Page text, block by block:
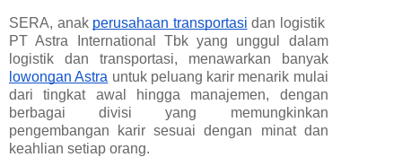
SERA, anak perusahaan transportasi dan logistik
PT Astra International Tbk yang unggul dalam
logistik dan transportasi, menawarkan banyak
lowongan Astra untuk peluang karir menarik mulai
dari tingkat awal hingga manajemen, dengan
berbagai divisi yang memungkinkan
pengembangan karir sesuai dengan minat dan
keahlian setiap orang.